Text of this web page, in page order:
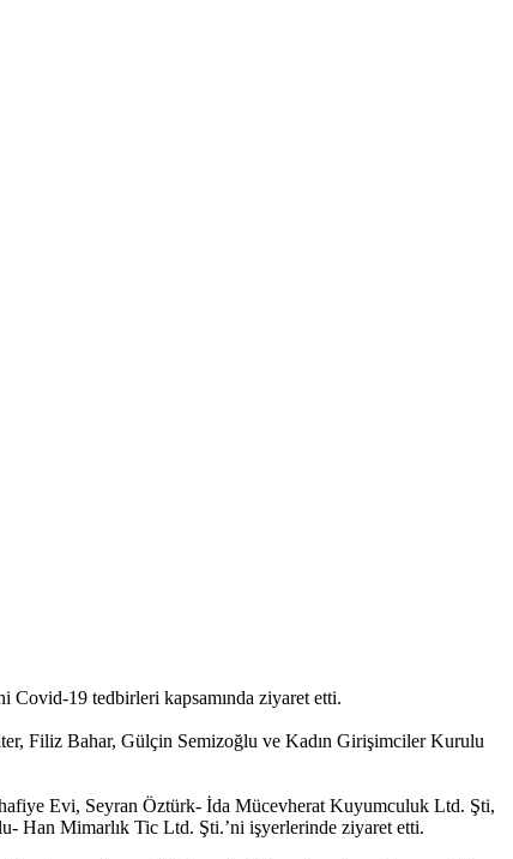
19 tedbirleri kapsamında ziyaret etti.
Filiz Bahar, Gülçin Semizoğlu ve Kadın Girişimciler Kurulu
Evi, Seyran Öztürk- İda Mücevherat Kuyumculuk Ltd. Şti,
Han Mimarlık Tic Ltd. Şti.’ni işyerlerinde ziyaret etti.